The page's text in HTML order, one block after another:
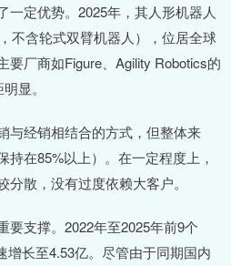
一定优势。2025年，其人形机器人
不含轮式双臂机器人），位居全球
要厂商如Figure、Agility Robotics的
显。
与经销相结合的方式，但整体来
在85%以上）。在一定程度上，
散，没有过度依赖大客户。
要支撑。2022年至2025年前9个
增长至4.53亿。尽管由于同期国内